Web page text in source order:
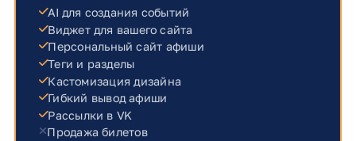
AI для создания событий
Виджет для вашего сайта
Персональный сайт афиши
Теги и разделы
Кастомизация дизайна
Гибкий вывод афиши
Рассылки в VK
Продажа билетов